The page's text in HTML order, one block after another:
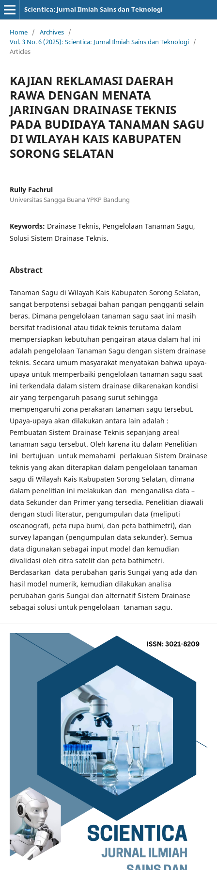
Scientica: Jurnal Ilmiah Sains dan Teknologi
Home / Archives /
Vol. 3 No. 6 (2025): Scientica: Jurnal Ilmiah Sains dan Teknologi /
Articles
KAJIAN REKLAMASI DAERAH
RAWA DENGAN MENATA
JARINGAN DRAINASE TEKNIS
PADA BUDIDAYA TANAMAN SAGU
DI WILAYAH KAIS KABUPATEN
SORONG SELATAN
Rully Fachrul
Universitas Sangga Buana YPKP Bandung
Keywords: Drainase Teknis, Pengelolaan Tanaman Sagu,
Solusi Sistem Drainase Teknis.
Abstract
Tanaman Sagu di Wilayah Kais Kabupaten Sorong Selatan,
sangat berpotensi sebagai bahan pangan pengganti selain
beras. Dimana pengelolaan tanaman sagu saat ini masih
bersifat tradisional atau tidak teknis terutama dalam
mempersiapkan kebutuhan pengairan ataua dalam hal ini
adalah pengelolaan Tanaman Sagu dengan sistem drainase
teknis. Secara umum masyarakat menyatakan bahwa upaya-
upaya untuk memperbaiki pengelolaan tanaman sagu saat
ini terkendala dalam sistem drainase dikarenakan kondisi
air yang terpengaruh pasang surut sehingga
mempengaruhi zona perakaran tanaman sagu tersebut.
Upaya-upaya akan dilakukan antara lain adalah :
Pembuatan Sistem Drainase Teknis sepanjang areal
tanaman sagu tersebut. Oleh karena itu dalam Penelitian
ini bertujuan untuk memahami perlakuan Sistem Drainase
teknis yang akan diterapkan dalam pengelolaan tanaman
sagu di Wilayah Kais Kabupaten Sorong Selatan, dimana
dalam penelitian ini melakukan dan menganalisa data –
data Sekunder dan Primer yang tersedia. Penelitian diawali
dengan studi literatur, pengumpulan data (meliputi
oseanografi, peta rupa bumi, dan peta bathimetri), dan
survey lapangan (pengumpulan data sekunder). Semua
data digunakan sebagai input model dan kemudian
divalidasi oleh citra satelit dan peta bathimetri.
Berdasarkan data perubahan garis Sungai yang ada dan
hasil model numerik, kemudian dilakukan analisa
perubahan garis Sungai dan alternatif Sistem Drainase
sebagai solusi untuk pengelolaan tanaman sagu.